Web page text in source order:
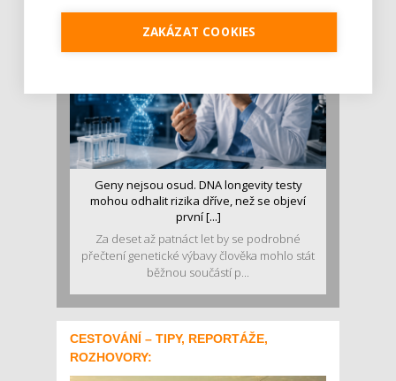
Geny nejsou osud. DNA longevity testy
mohou odhalit rizika dříve, než se objeví
první [...]
Za deset až patnáct let by se podrobné
přečtení genetické výbavy člověka mohlo stát
běžnou součástí p...
CESTOVÁNÍ – TIPY, REPORTÁŽE,
ROZHOVORY:
ZAKÁZAT COOKIES